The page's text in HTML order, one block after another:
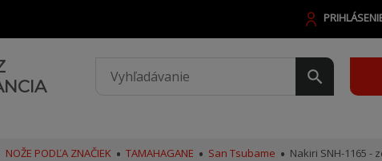
NOŽE PODĽA ZNAČIEK TAMAHAGANE San Tsubame Nakiri SNH-1165 -